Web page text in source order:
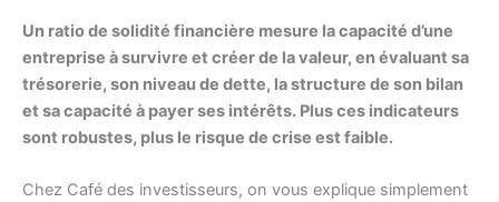
Un ratio de solidité financière mesure la capacité d’une
entreprise à survivre et créer de la valeur, en évaluant sa
trésorerie, son niveau de dette, la structure de son bilan
et sa capacité à payer ses intérêts. Plus ces indicateurs
sont robustes, plus le risque de crise est faible.
Chez Café des investisseurs, on vous explique simplement